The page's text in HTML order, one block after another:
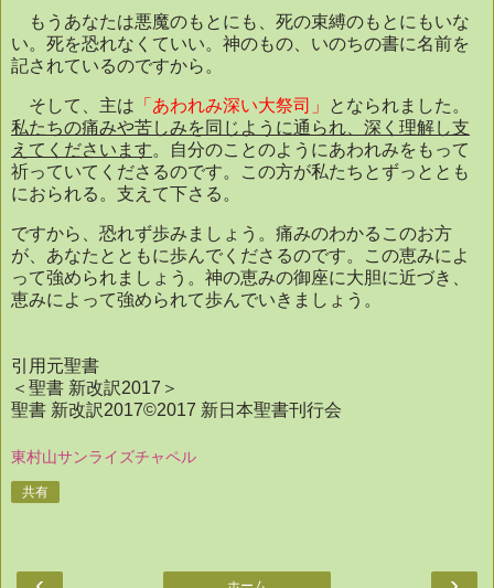
もうあなたは悪魔のもとにも、死の束縛のもとにもいな
い。死を恐れなくていい。神のもの、いのちの書に名前を
記されているのですから。
そして、主は 「あわれみ深い大祭司」
となられました。
私たちの痛みや苦しみを同じように通られ、深く理解し支
えてくださいます。自分のことのようにあわれみをもって
祈っていてくださるのです。この方が私たちとずっととも
におられる。支えて下さる。
ですから、恐れず歩みましょう。痛みのわかるこのお方
が、あなたとともに歩んでくださるのです。この恵みによ
って強められましょう。神の恵みの御座に大胆に近づき、
恵みによって強められて歩んでいきましょう。
引用元聖書
＜聖書 新改訳2017 ＞
聖書 新改訳2017©2017 新日本聖書刊行会
東村山サンライズチャペル
共有